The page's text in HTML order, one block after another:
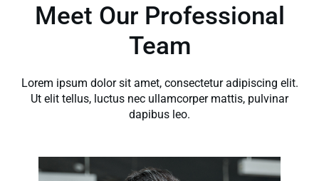
Meet Our Professional
Team
Lorem ipsum dolor sit amet, consectetur adipiscing elit.
Ut elit tellus, luctus nec ullamcorper mattis, pulvinar
dapibus leo.